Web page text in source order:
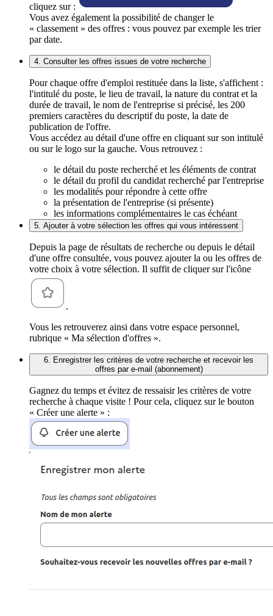
cliquez sur :
Vous avez également la possibilité de changer le
« classement » des offres : vous pouvez par exemple les trier
par date.
4. Consulter les offres issues de votre recherche
Pour chaque offre d'emploi restituée dans la liste, s'affichent :
l'intitulé du poste, le lieu de travail, la nature du contrat et la
durée de travail, le nom de l'entreprise si précisé, les 200
premiers caractères du descriptif du poste, la date de
publication de l'offre.
Vous accédez au détail d'une offre en cliquant sur son intitulé
ou sur le logo sur la gauche. Vous retrouvez :
le détail du poste recherché et les éléments de contrat
le détail du profil du candidat recherché par l'entreprise
les modalités pour répondre à cette offre
la présentation de l'entreprise (si présente)
les informations complémentaires le cas échéant
5. Ajouter à votre sélection les offres qui vous intéressent
Depuis la page de résultats de recherche ou depuis le détail
d'une offre consultée, vous pouvez ajouter la ou les offres de
votre choix à votre sélection. Il suffit de cliquer sur l'icône
.
Vous les retrouverez ainsi dans votre espace personnel,
rubrique « Ma sélection d'offres ».
6. Enregistrer les critères de votre recherche et recevoir les
offres par e-mail (abonnement)
Gagnez du temps et évitez de ressaisir les critères de votre
recherche à chaque visite ! Pour cela, cliquez sur le bouton
« Créer une alerte » :